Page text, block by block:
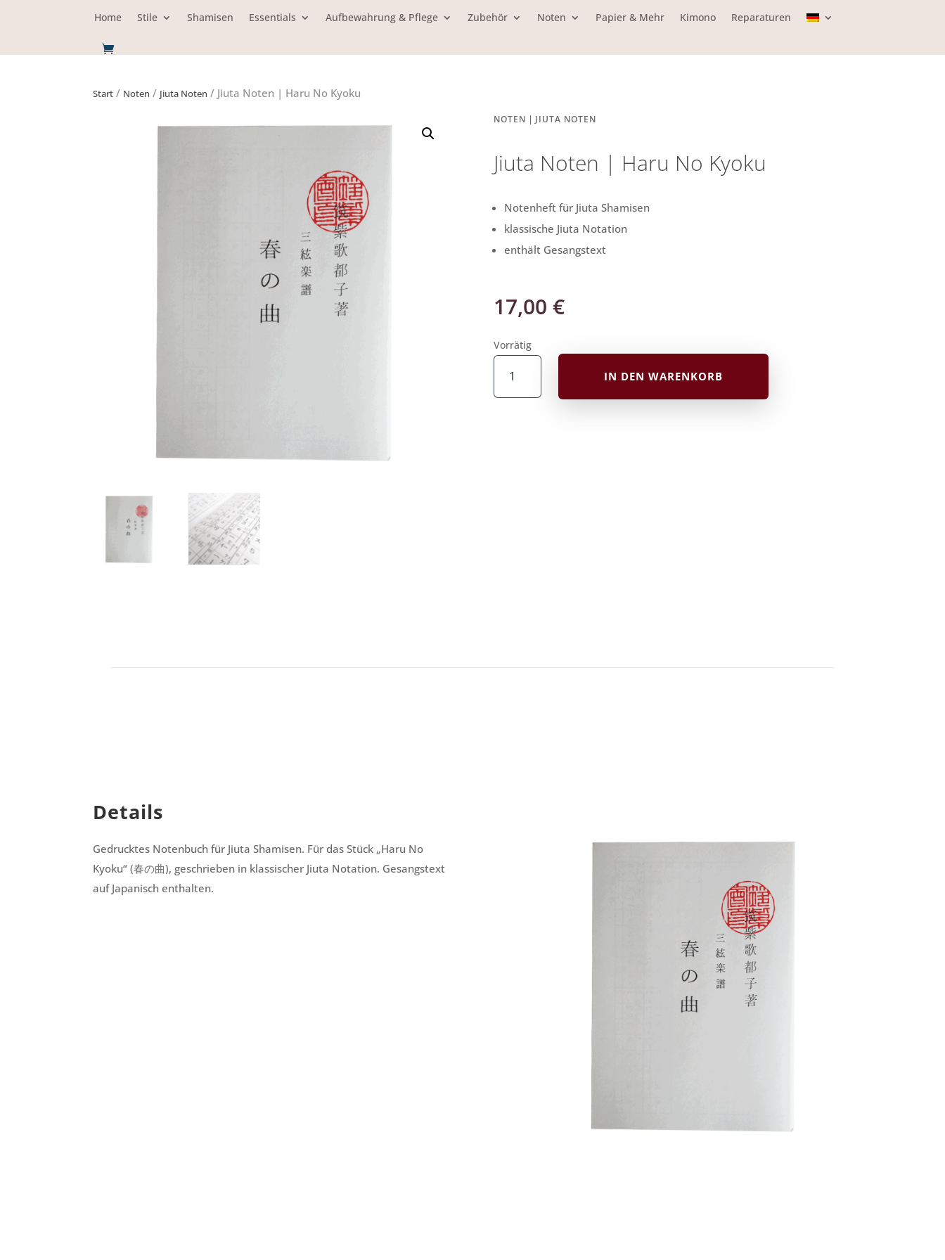
Home Stile Shamisen Essentials Aufbewahrung & Pflege Zubehör Noten Papier & Mehr Kimono Reparaturen
Start / Noten / Jiuta Noten / Jiuta Noten | Haru No Kyoku
NOTEN | JIUTA NOTEN
Jiuta Noten | Haru No Kyoku
Notenheft für Jiuta Shamisen
klassische Jiuta Notation
enthält Gesangstext
17,00 €
Vorrätig
Jiuta
Noten
|
IN DEN WARENKORB
Details
Gedrucktes Notenbuch für Jiuta Shamisen. Für das Stück „Haru No
Kyoku“ (春の曲), geschrieben in klassischer Jiuta Notation. Gesangstext
auf Japanisch enthalten.